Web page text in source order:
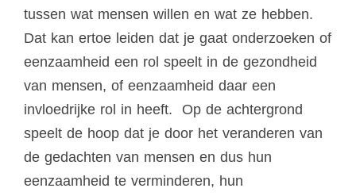
tussen wat mensen willen en wat ze hebben.
Dat kan ertoe leiden dat je gaat onderzoeken of
eenzaamheid een rol speelt in de gezondheid
van mensen, of eenzaamheid daar een
invloedrijke rol in heeft. Op de achtergrond
speelt de hoop dat je door het veranderen van
de gedachten van mensen en dus hun
eenzaamheid te verminderen, hun